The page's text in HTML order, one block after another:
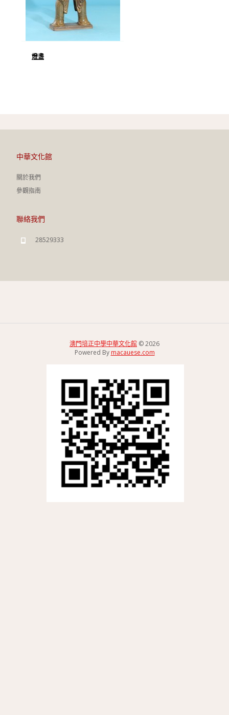
燈盞
中華文化館
關於我們
參觀指南
聯絡我們
28529333
澳門培正中學中華文化館 © 2026
Powered By macauese.com